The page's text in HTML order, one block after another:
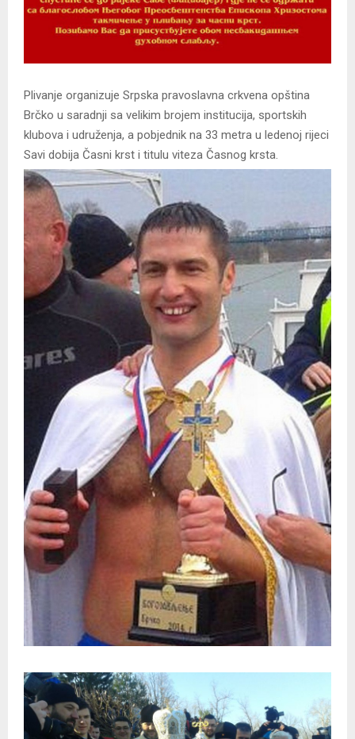
Plivanje organizuje Srpska pravoslavna crkvena opština
Brčko u saradnji sa velikim brojem institucija, sportskih
klubova i udruženja, a pobjednik na 33 metra u ledenoj rijeci
Savi dobija Časni krst i titulu viteza Časnog krsta.